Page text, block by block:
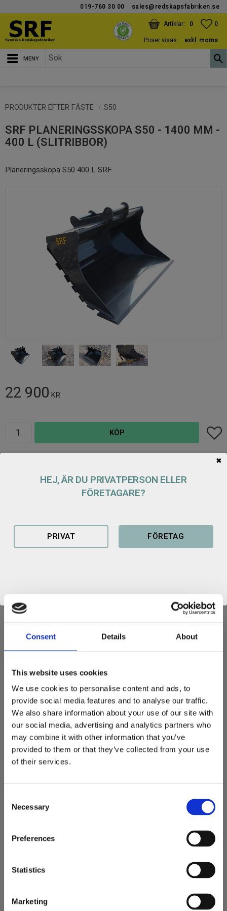
Consent Details About
This website uses cookies
We use cookies to personalise content and ads, to
provide social media features and to analyse our traffic.
We also share information about your use of our site with
our social media, advertising and analytics partners who
may combine it with other information that you’ve
provided to them or that they’ve collected from your use
of their services.
Necessary
Preferences
Statistics
Marketing
Meny
019-760 30 00 sales@redskapsfabriken.se
0
KUNDVAGN
ANTAL PRODUKTER:
0
Priser visas
exkl. moms
PRODUKTER EFTER FÄSTE S50
SRF PLANERINGSSKOPA S50 - 1400 MM -
400 L (SLITRIBBOR)
Planeringsskopa S50 400 L SRF
22 900 KR
KÖP Lägg
100179100818
PLANERINGSSKOPA
maskin.
Fäste: S50
Bredd: 1400 mm
Vikt: 260 kg
Slitribbor
Tillverkad i Sverige
Maskinvikt: 8 - 10 ton
HEJ, ÄR DU PRIVATPERSON ELLER
FÖRETAGARE?
PRIVAT FÖRETAG
✖